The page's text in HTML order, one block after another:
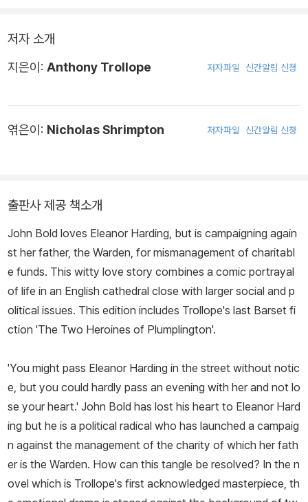
저자 소개
지은이: Anthony Trollope 저자파일 신간알림 신청
엮은이: Nicholas Shrimpton 저자파일 신간알림 신청
출판사 제공 책소개
John Bold loves Eleanor Harding, but is campaigning again
st her father, the Warden, for mismanagement of charitabl
e funds. This witty love story combines a comic portrayal
of life in an English cathedral close with larger social and p
olitical issues. This edition includes Trollope's last Barset fi
ction 'The Two Heroines of Plumplington'.
'You might pass Eleanor Harding in the street without notic
e, but you could hardly pass an evening with her and not lo
se your heart.' John Bold has lost his heart to Eleanor Hard
ing but he is a political radical who has launched a campaig
n against the management of the charity of which her fath
er is the Warden. How can this tangle be resolved? In the n
ovel which is Trollope's first acknowledged masterpiece, th